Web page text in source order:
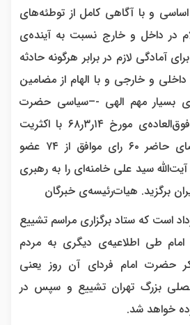
و با آگاهی کامل از توطئه‌های
در داخل و خارج نسبت به آینده‌ی
آمادگی لازم در برابر هرگونه حادثه
و خارجی و با الهام از مضامین
بسیار مهم الهی -–سیاسی حضرت
امام امت در جلسه‌ی فوق‌العاده‌ی مورخ ۱۴ر۳ر۶۸ با اکثریت
بیش از چهارپنجم اعضای حاضر ۶۰ رای موافق از ۷۴ عضو
سید علی خامنه‌ای را به رهبری
برگزید. هیات‌رئیسه‌ی خبرگان
دوشنبه ۱۴ خرداد است که ستاد برگزاری مراسم تشییع
طی اطلاعیه‌ی دیگری به مردم
حضرت امام فردای آن روز یعنی
از مصلی بزرگ تهران تشییع و سپس در
خواهد شد.